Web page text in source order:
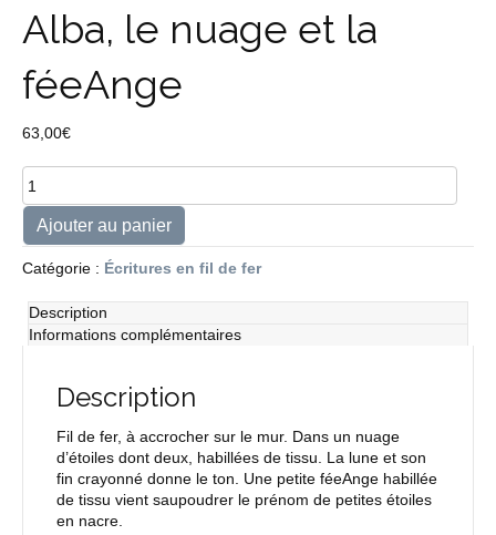
Alba, le nuage et la
féeAnge
63,00€
quantité
de
Alba,
le
nuage
la
féeAnge
Ajouter au panier
Catégorie : Écritures en fil de fer
Description
Informations complémentaires
Description
Fil de fer, à accrocher sur le mur. Dans un nuage
d’étoiles dont deux, habillées de tissu. La lune et son
fin crayonné donne le ton. Une petite féeAnge habillée
de tissu vient saupoudrer le prénom de petites étoiles
en nacre.